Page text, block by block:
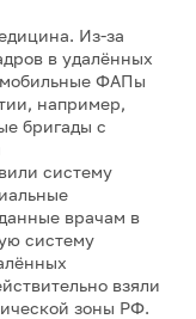
Из-за
в удалённых
мобильные ФАПы
например,
бригады с
систему
врачам в
систему
взяли
зоны РФ.